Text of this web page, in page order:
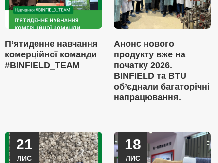
П’ятиденне навчання
комерційної команди
#BINFIELD_TEAM
Анонс нового
продукту вже на
початку 2026.
BINFIELD та BTU
об’єднали багаторічні
напрацювання.
21
ЛИС
18
ЛИС